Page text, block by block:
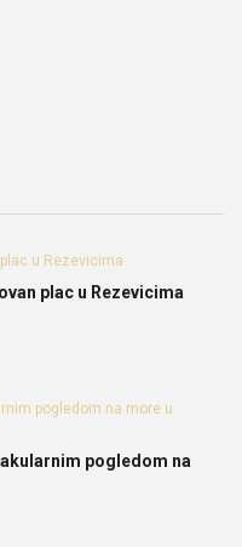
plac u Rezevicima
pogledom na